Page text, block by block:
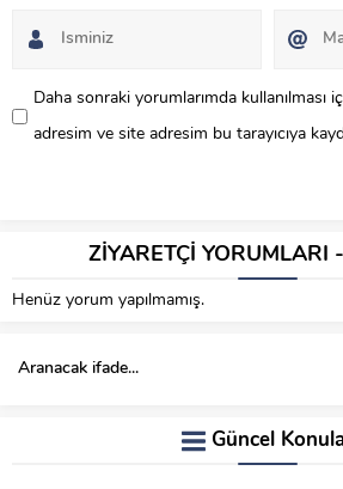
Daha sonraki yorumlarımda kullanılması
adresim ve site adresim bu tarayıcıya
ZİYARETÇİ YORUMLARI
Henüz yorum yapılmamış.
Güncel